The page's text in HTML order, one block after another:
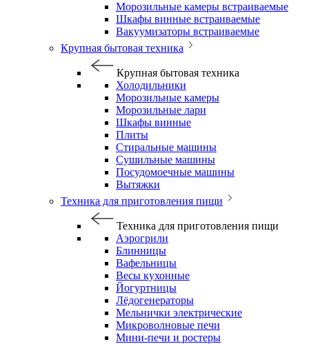
Морозильные камеры встраиваемые
Шкафы винные встраиваемые
Вакуумизаторы встраиваемые
Крупная бытовая техника
Крупная бытовая техника
Холодильники
Морозильные камеры
Морозильные лари
Шкафы винные
Плиты
Стиральные машины
Сушильные машины
Посудомоечные машины
Вытяжки
Техника для приготовления пищи
Техника для приготовления пищи
Аэрогрили
Блинницы
Вафельницы
Весы кухонные
Йогуртницы
Лёдогенераторы
Мельнички электрические
Микроволновые печи
Мини-печи и ростеры